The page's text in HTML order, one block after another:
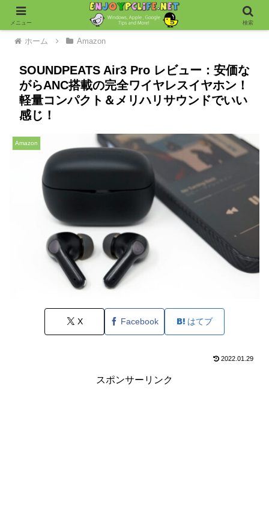
ホーム Amazon
SOUNDPEATS Air3 Pro レビュー：安価な
がらANC搭載の完全ワイヤレスイヤホン！
軽量コンパクト＆メリハリサウンドでいい
感じ！
Amazon
X Facebook はてブ
2022.01.29
スポンサーリンク
メニュー 検索